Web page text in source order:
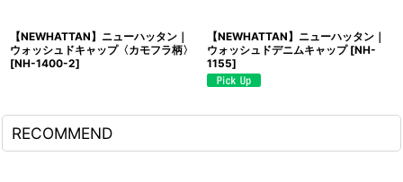
【NEWHATTAN】ニューハッタン｜
ウォッシュドキャップ〈カモフラ柄〉
[NH-1400-2]
【NEWHATTAN】ニューハッタン｜
ウォッシュドデニムキャップ [NH-
1155]
RECOMMEND